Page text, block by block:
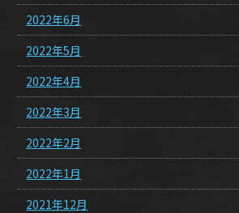
2022年6月
2022年5月
2022年4月
2022年3月
2022年2月
2022年1月
2021年12月